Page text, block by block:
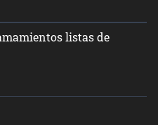
listas de